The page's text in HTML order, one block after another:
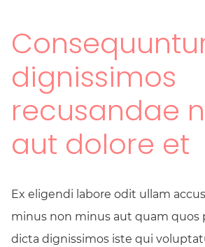
dignissimos
recusandae
aut dolore et
Ex eligendi labore odit ullam
minus non minus aut quam quos
dicta dignissimos iste qui